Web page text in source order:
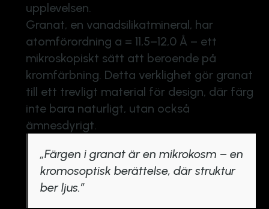
upplevelsen.
Granat, en vanadsilikatmineral, har
atomförordning a = 11,5–12,0 Å – ett
mikroskopiskt sätt att beroende på
kromfärbning. Detta verklighet gör granat
till ett trevligt material för design, där färg
inte bara naturligt, utan också
ämnesdyrigt.
„Färgen i granat är en mikrokosm – en
kromosoptisk berättelse, där struktur
ber ljus.”